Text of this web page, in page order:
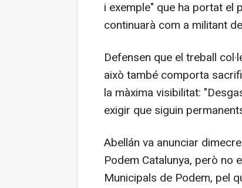
i exemple" que ha portat el
continuarà com a militant
Defensen que el treball
això també comporta
la màxima visibilitat:
exigir que siguin
Abellán va anunciar
Podem Catalunya, però no
Municipals de Podem, pel